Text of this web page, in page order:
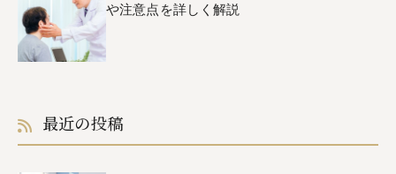
や注意点を詳しく解説
最近の投稿